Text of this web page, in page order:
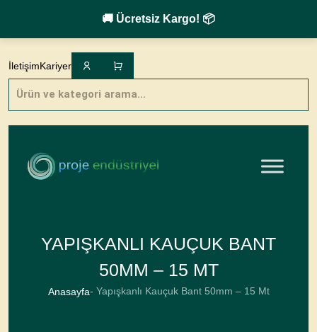
🚚 Ücretsiz Kargo! 📦
content
search
İletişimKariyer
YAPIŞKANLI KAUÇUK BANT
50MM – 15 MT
Anasayfa- Yapışkanlı Kauçuk Bant 50mm – 15 Mt